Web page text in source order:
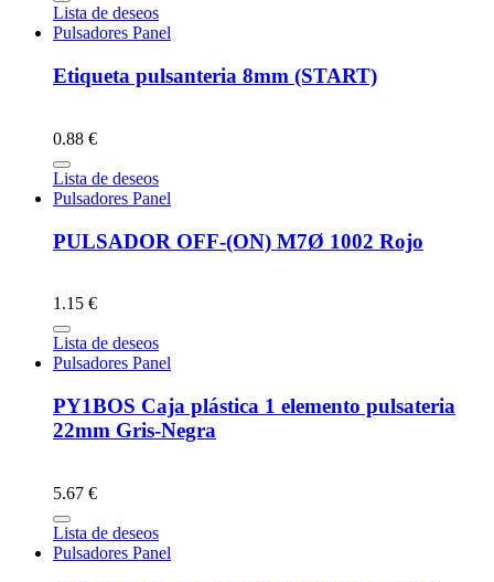
Lista de deseos
Pulsadores Panel
Etiqueta pulsanteria 8mm (START)
0.88 €
Lista de deseos
Pulsadores Panel
PULSADOR OFF-(ON) M7Ø 1002 Rojo
1.15 €
Lista de deseos
Pulsadores Panel
PY1BOS Caja plástica 1 elemento pulsateria
22mm Gris-Negra
5.67 €
Lista de deseos
Pulsadores Panel